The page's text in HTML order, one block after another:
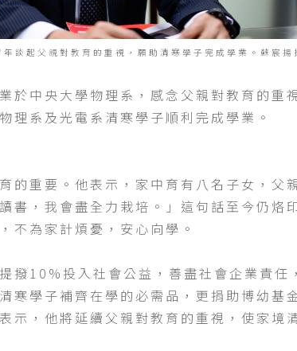
年談起父親對教育的重視，願助清寒學子完成學業。蘇宸揚
於中央大學物理系，感念父親對教育的重
理系及光電系清寒學子順利完成學業。
的重要。他表示，家中育有八名子女，父
書，我會盡全力栽培。」這句話至今仍烙
不為家計煩憂，安心向學。
撥10%投入社會公益，善盡社會企業責任
寒學子補齊在學的必需品，更捐助博幼基
示，他將延續父親對教育的重視，使家境